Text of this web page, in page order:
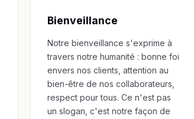
Bienveillance
Notre bienveillance s'exprime à
travers notre humanité : bonne foi
envers nos clients, attention au
bien-être de nos collaborateurs,
respect pour tous. Ce n'est pas
un slogan, c'est notre façon de